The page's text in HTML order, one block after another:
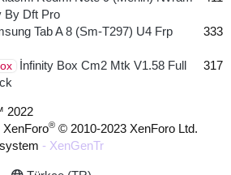
By Dft Pro
Tab A 8 (Sm-T297) U4 Frp
333
İnfinity Box Cm2 Mtk V1.58 Full
317
2022
® © 2010-2023 XenForo Ltd.
- XenGenTr